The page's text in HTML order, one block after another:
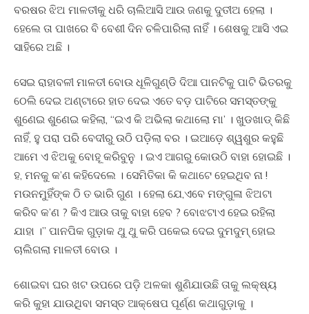
ବରଷର ଝିଅ ମାଳତୀକୁ ଧରି ଚାଲିଆସି ଆଉ ଜଣକୁ ଦୁତୀଅ ହେଲା ।
ହେଲେ ତା ପାଖରେ ବି ବେଶୀ ଦିନ ଚଳିପାରିଲା ନାହିଁ । ଶେଷକୁ ଆସି ଏଇ
ସାହିରେ ଅଛି ।
ସେଇ ରାହାବଳୀ ମାଳତୀ ବୋଉ ଧୂଳିଗୁଣ୍ଡି ଦିଆ ପାନଟିକୁ ପାଟି ଭିତରକୁ
ଠେଲି ଦେଇ ଅଣ୍ଟାରେ ହାତ ଦେଇ ଏତେ ବଡ଼ ପାଟିରେ ସମସ୍ତଙ୍କୁ
ଶୁଣେଇ ଶୁଣେଇ କହିଲା, “ଇଏ କି ଅଭିଲା କଥାଲୋ ମା’ । ଖୁଡଖାଡ୍ କିଛି
ନାହିଁ, ହୁ ପରା ପରି ବେଦୀରୁ ଉଠି ପଡ଼ିଲା ବର । ଇଆଡ଼େ ଶ୍ୱଶୁର କହୁଛି
ଆମେ ଏ ଝିଅକୁ ବୋହୂ କରିବୁନୁ । ଇଏ ଆଗରୁ କୋଉଠି ବାହା ହୋଇଛି ।
ହ, ମନକୁ କ’ଣ କହିଦେଲେ । ସେମିତିକା କି କଥାଟେ ହେଇଥିବ ନା !
ମଉନମୁହିଁଙ୍କ ଠି ତ ଭାରି ଗୁଣ । ହେଲା ଯେ,ଏବେ ମଙ୍ଗୁଳା ଝିଅଟା
କରିବ କ’ଣ ? କିଏ ଆଉ ତାକୁ ବାହା ହେବ ? ବୋଝଟାଏ ହେଇ ରହିଲା
ଯାହା ।” ପାନପିକ ଗୁଡ଼ାକ ଥୁ ଥୁ କରି ପକେଇ ଦେଇ ଦୁମଦୁମ୍ ହୋଇ
ଚାଲିଗଲା ମାଳତୀ ବୋଉ ।
ଶୋଇବା ଘର ଖଟ ଉପରେ ପଡ଼ି ଅଳକା ଶୁଣିଯାଉଛି ତାକୁ ଲକ୍ଷ୍ୟ
କରି କୁହା ଯାଉଥିବା ସମସ୍ତ ଆକ୍ଷେପ ପୂର୍ଣ୍ଣ କଥାଗୁଡ଼ାକୁ ।